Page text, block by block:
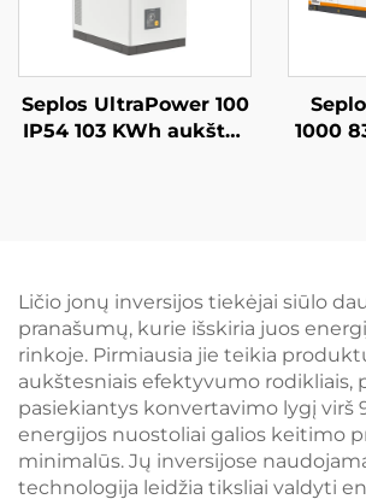
Seplos UltraPower 100
IP54 103 KWh aukštos
1000
Ličio jonų inversijos tiekėjai siūlo
pranašumų, kurie išskiria juos
rinkoje. Pirmiausia jie teikia
aukštesniais efektyvumo rodikliais,
pasiekiantys konvertavimo lygį virš
energijos nuostoliai galios keitimo
minimalūs. Jų inversijose
technologija leidžia tiksliai valdyti